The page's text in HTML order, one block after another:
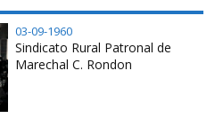
03-09-1960
Sindicato Rural Patronal de
Marechal C. Rondon